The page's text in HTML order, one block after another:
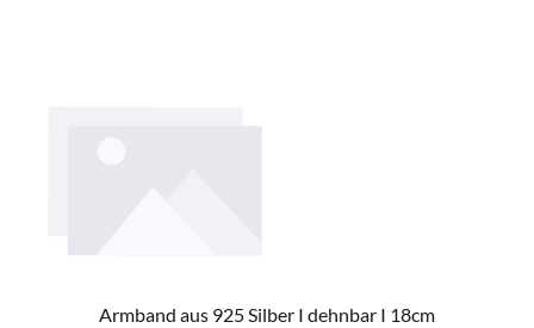
Armband aus 925 Silber I dehnbar I 18cm